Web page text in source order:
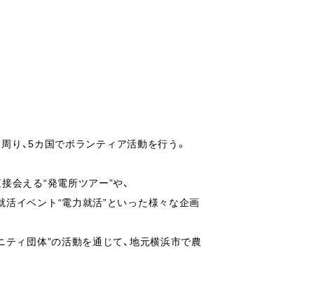
り、5カ国でボランティア活動を行う。
会える“発電所ツアー”や、
イベント“電力就活”といった様々な企画
ィ団体”の活動を通じて、地元横浜市で農